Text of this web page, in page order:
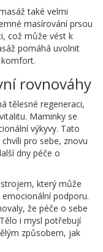
také velmi
masírování prsou
což může vést k
pomáhá uvolnit
rovnováhy
tělesné regeneraci,
Maminky se
výkyvy. Tato
pro sebe, znovu
dny péče o
který může
podporu.
že péče o sebe
i mysl potřebují
způsobem, jak